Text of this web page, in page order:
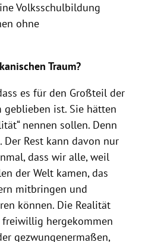
Volksschulbildung
ohne
Traum?
es für den Großteil der
geblieben ist. Sie hätten
nennen sollen. Denn
Der Rest kann davon nur
dass wir alle, weil
der Welt kamen, das
mitbringen und
können. Die Realität
hergekommen
gezwungenermaßen,